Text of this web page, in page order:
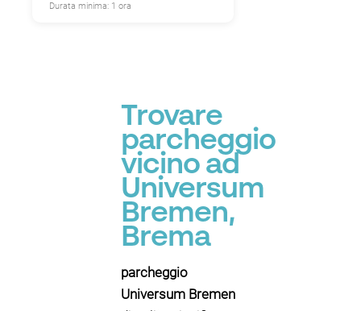
Durata minima: 1 ora
Trovare
parcheggio
vicino ad
Universum
Bremen,
Brema
parcheggio
Universum Bremen